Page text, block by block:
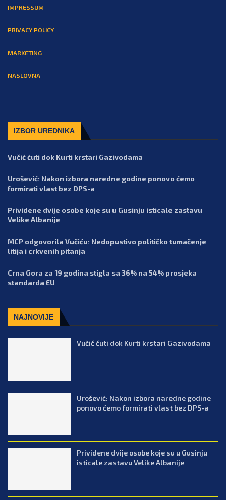
IMPRESSUM
PRIVACY POLICY
MARKETING
NASLOVNA
IZBOR UREDNIKA
Vučić ćuti dok Kurti krstari Gazivodama
Urošević: Nakon izbora naredne godine ponovo ćemo
formirati vlast bez DPS-a
Prividene dvije osobe koje su u Gusinju isticale zastavu
Velike Albanije
MCP odgovorila Vučiću: Nedopustivo političko tumačenje
litija i crkvenih pitanja
Crna Gora za 19 godina stigla sa 36% na 54% prosjeka
standarda EU
NAJNOVIJE
Vučić ćuti dok Kurti krstari Gazivodama
Urošević: Nakon izbora naredne godine
ponovo ćemo formirati vlast bez DPS-a
Prividene dvije osobe koje su u Gusinju
isticale zastavu Velike Albanije